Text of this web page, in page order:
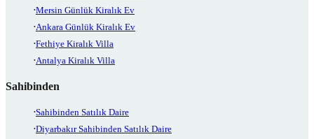
Mersin Günlük Kiralık Ev
Ankara Günlük Kiralık Ev
Fethiye Kiralık Villa
Antalya Kiralık Villa
Sahibinden
Sahibinden Satılık Daire
Diyarbakır Sahibinden Satılık Daire